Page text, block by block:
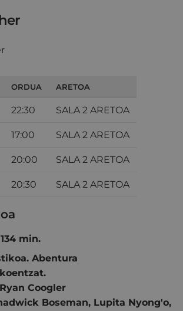
ORDUA ARETOA
22:30 SALA 2 ARETOA
17:00 SALA 2 ARETOA
20:00 SALA 2 ARETOA
20:30 SALA 2 ARETOA
min.
. Abentura
Ryan Coogler
Boseman, Lupita Nyong'o,